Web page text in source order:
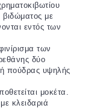
με
εντός των
των
δύο
πούδρας υψηλής
μοκέτα.
κλειδαριά